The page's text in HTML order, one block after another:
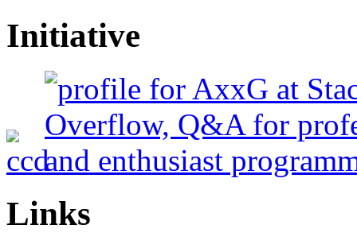
Initiative
Links